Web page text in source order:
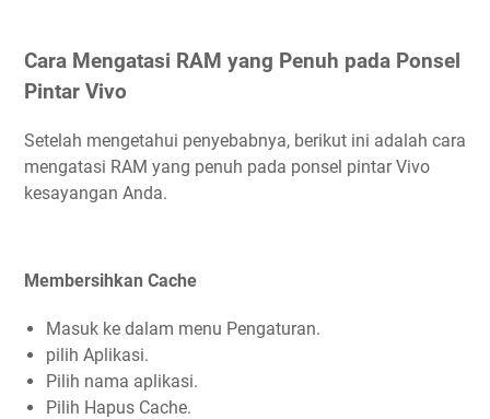
Cara Mengatasi RAM yang Penuh pada Ponsel
Pintar Vivo
Setelah mengetahui penyebabnya, berikut ini adalah cara
mengatasi RAM yang penuh pada ponsel pintar Vivo
kesayangan Anda.
Membersihkan Cache
Masuk ke dalam menu Pengaturan.
pilih Aplikasi.
Pilih nama aplikasi.
Pilih Hapus Cache.